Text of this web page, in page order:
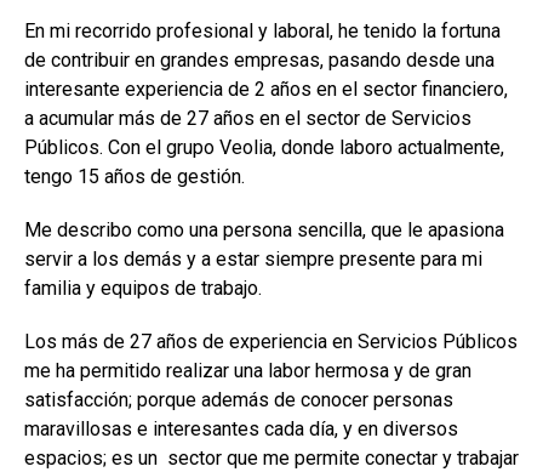
En mi recorrido profesional y laboral, he tenido la fortuna
de contribuir en grandes empresas, pasando desde una
interesante experiencia de 2 años en el sector financiero,
a acumular más de 27 años en el sector de Servicios
Públicos. Con el grupo Veolia, donde laboro actualmente,
tengo 15 años de gestión.
Me describo como una persona sencilla, que le apasiona
servir a los demás y a estar siempre presente para mi
familia y equipos de trabajo.
Los más de 27 años de experiencia en Servicios Públicos
me ha permitido realizar una labor hermosa y de gran
satisfacción; porque además de conocer personas
maravillosas e interesantes cada día, y en diversos
espacios; es un sector que me permite conectar y trabajar